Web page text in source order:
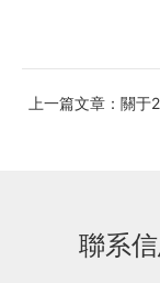
上一篇文章：關
聯系